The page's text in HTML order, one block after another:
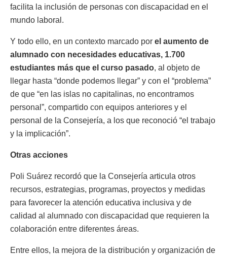
facilita la inclusión de personas con discapacidad en el
mundo laboral.
Y todo ello, en un contexto marcado por el aumento de
alumnado con necesidades educativas, 1.700
estudiantes más que el curso pasado, al objeto de
llegar hasta “donde podemos llegar” y con el “problema”
de que “en las islas no capitalinas, no encontramos
personal”, compartido con equipos anteriores y el
personal de la Consejería, a los que reconoció “el trabajo
y la implicación”.
Otras acciones
Poli Suárez recordó que la Consejería articula otros
recursos, estrategias, programas, proyectos y medidas
para favorecer la atención educativa inclusiva y de
calidad al alumnado con discapacidad que requieren la
colaboración entre diferentes áreas.
Entre ellos, la mejora de la distribución y organización de